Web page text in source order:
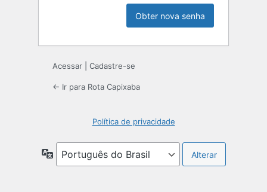
Acessar Cadastre-se
← Ir para Rota Capixaba
Política de privacidade
Idioma